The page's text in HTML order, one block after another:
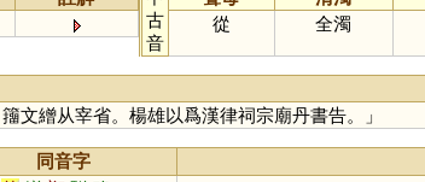
古
音
從
全濁
文繒从宰省。楊雄以爲漢律祠宗廟丹書告。」
同音字